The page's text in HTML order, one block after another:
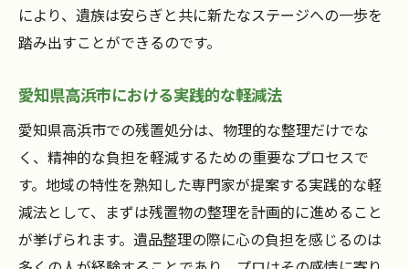
により、遺族は安らぎと共に新たなステージへの一歩を
踏み出すことができるのです。
愛知県高浜市における実践的な軽減法
愛知県高浜市での残置処分は、物理的な整理だけでな
く、精神的な負担を軽減するための重要なプロセスで
す。地域の特性を熟知した専門家が提案する実践的な軽
減法として、まずは残置物の整理を計画的に進めること
が挙げられます。遺品整理の際に心の負担を感じるのは